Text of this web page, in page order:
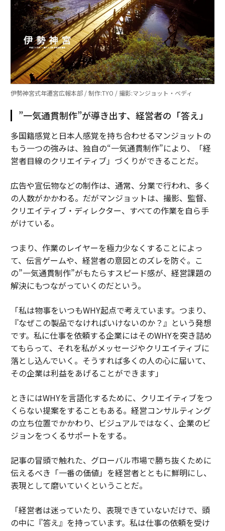
伊勢神宮式年遷宮広報本部 / 制作:TYO / 撮影:マンジョット・ベディ
”一気通貫制作”が導き出す、経営者の「答え」
多国籍感覚と日本人感覚を持ち合わせるマンジョットの
もう一つの強みは、独自の“一気通貫制作”により、「経
営者目線のクリエイティブ」づくりができることだ。
広告や宣伝物などの制作は、通常、分業で行われ、多く
の人数がかかわる。だがマンジョットは、撮影、監督、
クリエイティブ・ディレクター、すべての作業を自ら手
がけている。
つまり、作業のレイヤーを極力少なくすることによっ
て、伝言ゲームや、経営者の意図とのズレを防ぐ。こ
の”一気通貫制作”がもたらすスピード感が、経営課題の
解決にもつながっていくのだという。
「私は物事をいつもWHY起点で考えています。つまり、
『なぜこの製品でなければいけないのか？』という発想
です。私に仕事を依頼する企業にはそのWHYを突き詰め
てもらって、それを私がメッセージやクリエイティブに
落とし込んでいく。そうすれば多くの人の心に届いて、
その企業は利益をあげることができます」
ときにはWHYを言語化するために、クリエイティブをつ
くらない提案をすることもある。経営コンサルティング
の立ち位置でかかわり、ビジュアルではなく、企業のビ
ジョンをつくるサポートをする。
記事の冒頭で触れた、グローバル市場で勝ち抜くために
伝えるべき「一番の価値」を経営者とともに鮮明にし、
表現として磨いていくということだ。
「経営者は迷っていたり、表現できていないだけで、頭
の中に『答え』を持っています。私は仕事の依頼を受け